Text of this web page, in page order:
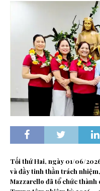
Tối thứ Hai, ngày 01/06/
và đầy tinh thần trách
Mazzarello đã tổ chức thành